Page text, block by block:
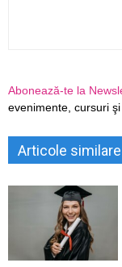
Abonează-te la
evenimente, cursuri
Articole similare